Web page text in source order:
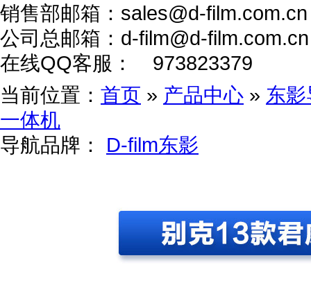
销售部邮箱： sales@d-film.com.cn
公司总邮箱： d-film@d-film.com.cn
在线QQ客服：
973823379
当前位置： 首页 » 产品中心 » 东
一体机
导航品牌：
D-film东影